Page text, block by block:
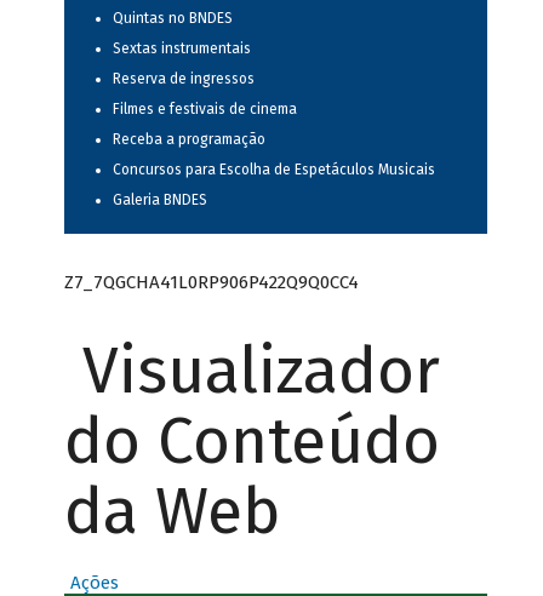
Quintas no BNDES
Sextas instrumentais
Reserva de ingressos
Filmes e festivais de cinema
Receba a programação
Concursos para Escolha de Espetáculos Musicais
Galeria BNDES
Z7_7QGCHA41L0RP906P422Q9Q0CC4
Visualizador
do Conteúdo
da Web
Ações